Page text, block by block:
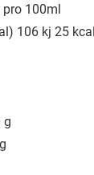
pro 100ml
106 kj 25 kcal
g